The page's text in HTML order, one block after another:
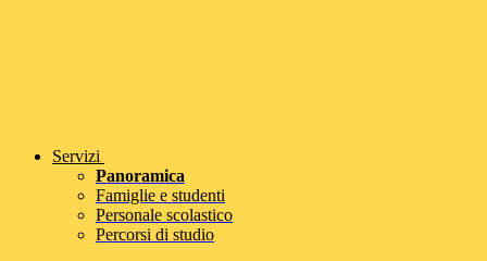
Servizi
Panoramica
Famiglie e studenti
Personale scolastico
Percorsi di studio